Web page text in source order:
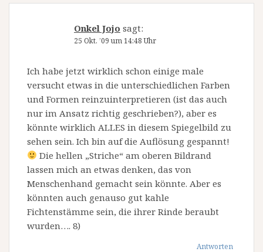
Onkel Jojo sagt:
25 Okt. ’09 um 14:48 Uhr
Ich habe jetzt wirklich schon einige male
versucht etwas in die unterschiedlichen Farben
und Formen reinzuinterpretieren (ist das auch
nur im Ansatz richtig geschrieben?), aber es
könnte wirklich ALLES in diesem Spiegelbild zu
sehen sein. Ich bin auf die Auflösung gespannt!
Die hellen „Striche“ am oberen Bildrand
lassen mich an etwas denken, das von
Menschenhand gemacht sein könnte. Aber es
könnten auch genauso gut kahle
Fichtenstämme sein, die ihrer Rinde beraubt
wurden…. 8)
Antworten